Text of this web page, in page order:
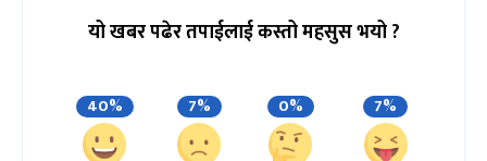
यो खबर पढेर तपाईलाई कस्तो महसुस भयो ?
40% 7% 0% 7%